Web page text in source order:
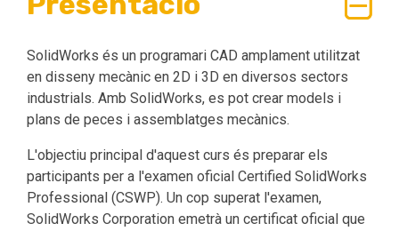
SolidWorks és un programari CAD amplament utilitzat
en disseny mecànic en 2D i 3D en diversos sectors
industrials. Amb SolidWorks, es pot crear models i
plans de peces i assemblatges mecànics.
L'objectiu principal d'aquest curs és preparar els
participants per a l'examen oficial Certified SolidWorks
Professional (CSWP). Un cop superat l'examen,
SolidWorks Corporation emetrà un certificat oficial que